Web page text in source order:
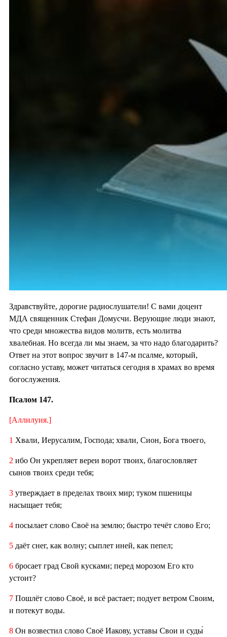
Здравствуйте, дорогие радиослушатели! С вами доцент
МДА священник Стефан Домусчи. Верующие люди знают,
что среди множества видов молитв, есть молитва
хвалебная. Но всегда ли мы знаем, за что надо благодарить?
Ответ на этот вопрос звучит в 147-м псалме, который,
согласно уставу, может читаться сегодня в храмах во время
богослужения.
Псалом 147.
[Аллилуия.]
1 Хвали, Иерусалим, Господа; хвали, Сион, Бога твоего,
2 ибо Он укрепляет вереи ворот твоих, благословляет
сынов твоих среди тебя;
3 утверждает в пределах твоих мир; туком пшеницы
насыщает тебя;
4 посылает слово Своё на землю; быстро течёт слово Его;
5 даёт снег, как волну; сыплет иней, как пепел;
6 бросает град Свой кусками; перед морозом Его кто
устоит?
7 Пошлёт слово Своё, и всё растает; подует ветром Своим,
и потекут воды.
8 Он возвестил слово Своё Иакову, уставы Свои и суды́